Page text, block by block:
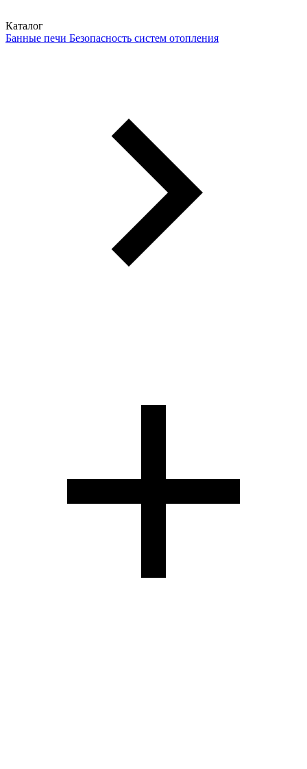
Каталог
Банные печи Безопасность систем отопления